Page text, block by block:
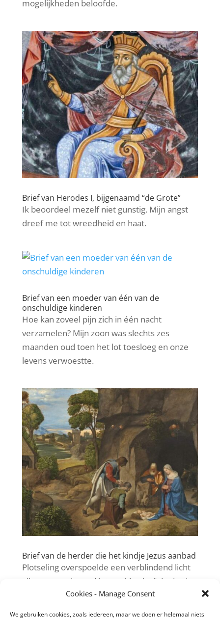
Cookies - Manage Consent
We gebruiken cookies, zoals iedereen, maar we doen er helemaal niets
mogelijkheden beloofde.
Brief van Herodes I, bijgenaamd “de Grote”
Ik beoordeel mezelf niet gunstig. Mijn angst
dreef me tot wreedheid en haat.
Brief van een moeder van één van de
onschuldige kinderen
Hoe kan zoveel pijn zich in één nacht
verzamelen? Mijn zoon was slechts zes
maanden oud toen het lot toesloeg en onze
levens verwoestte.
Brief van de herder die het kindje Jezus aanbad
Plotseling overspoelde een verblindend licht
alles om me heen. Het voelde alsof de dag in
de nacht viel.